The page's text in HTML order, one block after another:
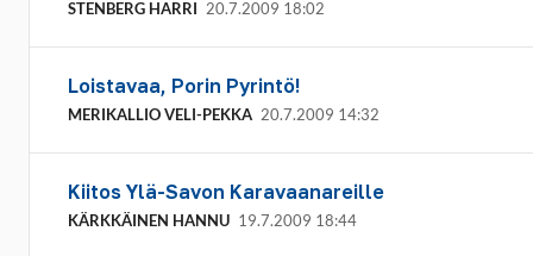
STENBERG HARRI 20.7.2009 18:02
Loistavaa, Porin Pyrintö!
MERIKALLIO VELI-PEKKA 20.7.2009 14:32
Kiitos Ylä-Savon Karavaanareille
KÄRKKÄINEN HANNU 19.7.2009 18:44